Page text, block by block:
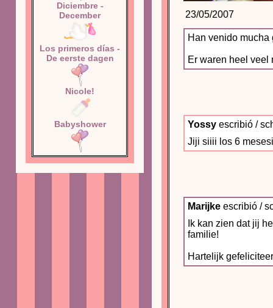
Diciembre -
December
Los primeros días -
De eerste dagen
Nicole!
Babyshower
23/05/2007
Han venido mucha
Er waren heel veel
Yossyescribió /
Jiji siiii los 6
Marijkeescribió /
Ik kan zien dat jij
familie!
Hartelijk